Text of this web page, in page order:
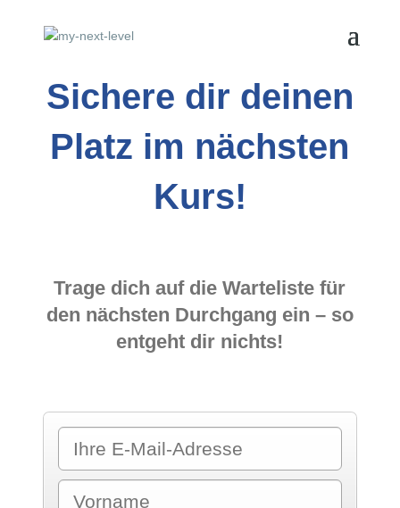
Sichere dir deinen
Platz im nächsten
Kurs!
Trage dich auf die Warteliste für
den nächsten Durchgang ein – so
entgeht dir nichts!